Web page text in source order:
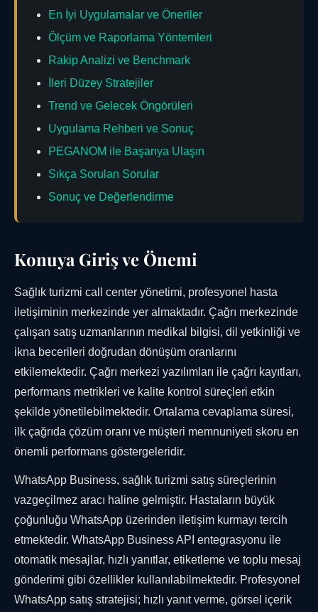
En İyi Uygulamalar ve Öneriler
Ölçüm ve Raporlama Yöntemleri
Rakip Analizi ve Benchmark
İleri Düzey Stratejiler
Trend ve Gelecek Öngörüleri
Uygulama Rehberi ve Sonuç
PEGANOM ile Başarıya Ulaşın
Sıkça Sorulan Sorular
Sonuç ve Değerlendirme
Konuya Giriş ve Önemi
Sağlık turizmi call center yönetimi, profesyonel hasta
iletişiminin merkezinde yer almaktadır. Çağrı merkezinde
çalışan satış uzmanlarının medikal bilgisi, dil yetkinliği ve
ikna becerileri doğrudan dönüşüm oranlarını
etkilemektedir. Çağrı merkezi yazılımları ile çağrı kayıtları,
performans metrikleri ve kalite kontrol süreçleri etkin
şekilde yönetilebilmektedir. Ortalama cevaplama süresi,
ilk çağrıda çözüm oranı ve müşteri memnuniyeti skoru en
önemli performans göstergeleridir.
WhatsApp Business, sağlık turizmi satış süreçlerinin
vazgeçilmez aracı haline gelmiştir. Hastaların büyük
çoğunluğu WhatsApp üzerinden iletişim kurmayı tercih
etmektedir. WhatsApp Business API entegrasyonu ile
otomatik mesajlar, hızlı yanıtlar, etiketleme ve toplu mesaj
gönderimi gibi özellikler kullanılabilmektedir. Profesyonel
WhatsApp satış stratejisi; hızlı yanıt verme, görsel içerik